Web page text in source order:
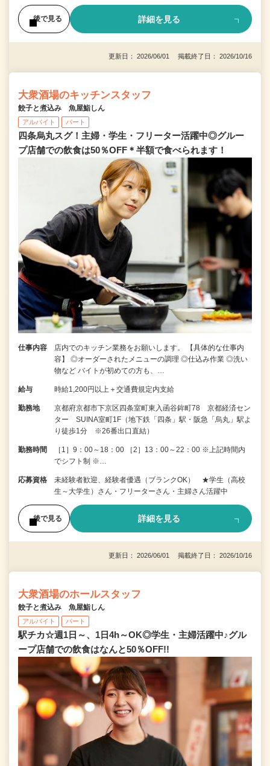
後で見る 詳細を見る
更新日： 2026/06/01 掲載終了日： 2026/10/16
大衆酒場のキッチンスタッフ
餃子と煮込み 魚屋鮨しん
アルバイト パート
四条烏丸スグ！主婦・学生・フリーター活躍中◎グルー
プ店舗での飲食は50％OFF＊半額で食べられます！
仕事内容
店内でのキッチン業務をお願いします。 【具体的な仕事内
容】 ◎オーダーされたメニューの調理 ◎仕込み作業 ◎洗い
物など バイトが初めての方も、…
給与 時給1,200円以上＋交通費規定内支給
勤務地
京都府京都市下京区四条室町東入函谷鉾町78 京都経済セン
ター SUINA室町1F（地下鉄「四条」駅・阪急「烏丸」駅よ
り徒歩1分 ※26番出口直結）
勤務時間
［1］9：00～18：00 ［2］13：00～22：00 ※上記時間内
でシフト制 ※…
応募資格
未経験者歓迎、経験者優遇（ブランクOK） ★学生（高校
生～大学生）さん・フリーターさん・主婦さん活躍中
後で見る 詳細を見る
更新日： 2026/06/01 掲載終了日： 2026/10/16
大衆酒場のホールスタッフ
餃子と煮込み 魚屋鮨しん
アルバイト パート
駅チカ☆週1日～、1日4h～OK◎学生・主婦活躍中♪グル
ープ店舗での飲食はなんと50％OFF!!